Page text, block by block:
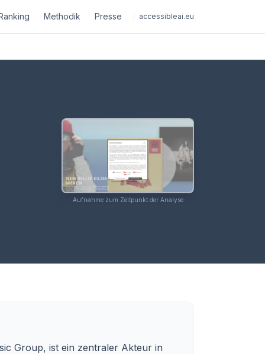
Methodik Presse accessibleai.eu
Aufnahme zum Zeitpunkt der Analyse
Group, ist ein zentraler Akteur in